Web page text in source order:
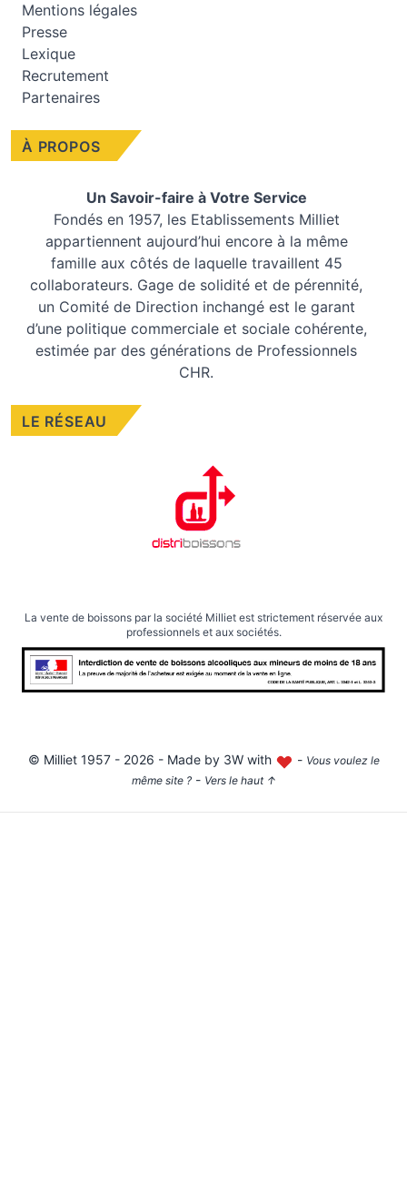
À PROPOS
Un Savoir-faire à Votre Service
Fondés en 1957, les Etablissements Milliet
appartiennent aujourd’hui encore à la même
famille aux côtés de laquelle travaillent 45
collaborateurs. Gage de solidité et de pérennité,
un Comité de Direction inchangé est le garant
d’une politique commerciale et sociale cohérente,
estimée par des générations de Professionnels
CHR.
LE RÉSEAU
Mentions légales
Presse
Lexique
Recrutement
Partenaires
La vente de boissons par la société Milliet est strictement réservée aux
professionnels et aux sociétés.
© Milliet1957 - 2026 - Made by 3W with - Vous voulez le
même site ?- Vers le haut ↑